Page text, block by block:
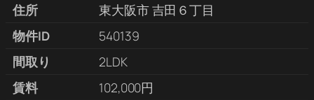
住所
東大阪市 吉田６丁目
物件ID
540139
間取り
2LDK
賃料
102,000円